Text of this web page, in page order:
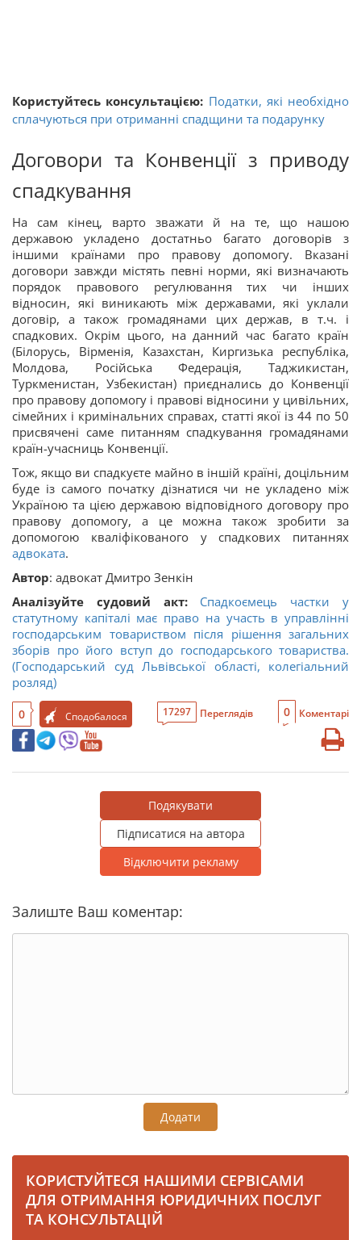
Користуйтесь консультацією: Податки, які необхідно
сплачуються при отриманні спадщини та подарунку
Договори та Конвенції з приводу
спадкування
На сам кінец, варто зважати й на те, що нашою
державою укладено достатньо багато договорів з
іншими країнами про правову допомогу. Вказані
договори завжди містять певні норми, які визначають
порядок правового регулювання тих чи інших
відносин, які виникають між державами, які уклали
договір, а також громадянами цих держав, в т.ч. і
спадкових. Окрім цього, на данний час багато країн
(Білорусь, Вірменія, Казахстан, Киргизька республіка,
Молдова, Російська Федерація, Таджикистан,
Туркменистан, Узбекистан) приєднались до Конвенції
про правову допомогу і правові відносини у цивільних,
сімейних і кримінальних справах, статті якої із 44 по 50
присвячені саме питанням спадкування громадянами
країн-учасниць Конвенції.
Тож, якщо ви спадкуєте майно в іншій країні, доцільним
буде із самого початку дізнатися чи не укладено між
Україною та цією державою відповідного договору про
правову допомогу, а це можна також зробити за
допомогою кваліфікованого у спадкових питаннях
адвоката.
Автор: адвокат Дмитро Зенкін
Аналізуйте судовий акт: Спадкоємець частки у
статутному капіталі має право на участь в управлінні
господарським товариством після рішення загальних
зборів про його вступ до господарського товариства.
(Господарський суд Львівської області, колегіальний
розляд)
0 Сподобалося 17297 Переглядів 0 Коментарі
Подякувати
Підписатися на автора
Відключити рекламу
Залиште Ваш коментар:
Додати
КОРИСТУЙТЕСЯ НАШИМИ СЕРВІСАМИ
ДЛЯ ОТРИМАННЯ ЮРИДИЧНИХ ПОСЛУГ
ТА КОНСУЛЬТАЦІЙ